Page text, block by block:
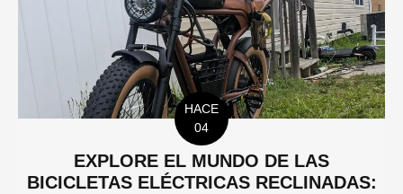
HACE
04
EXPLORE EL MUNDO DE LAS
BICICLETAS ELÉCTRICAS RECLINADAS: